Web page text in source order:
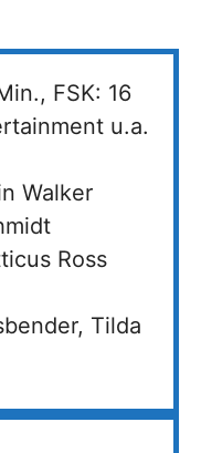
FSK: 16
u.a.
Walker
Ross
Tilda